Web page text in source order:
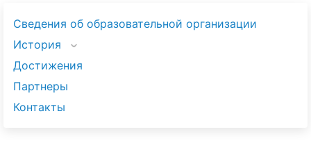
Сведения об образовательной организации
История
Достижения
Партнеры
Контакты